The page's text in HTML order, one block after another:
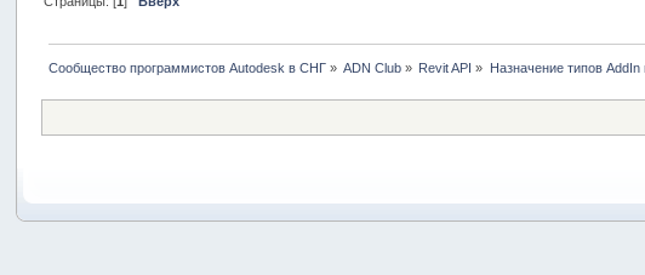
Сообщество программистов Autodesk в СНГ» ADN Club » Revit API » Назначение типов